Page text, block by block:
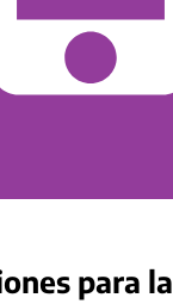
para la